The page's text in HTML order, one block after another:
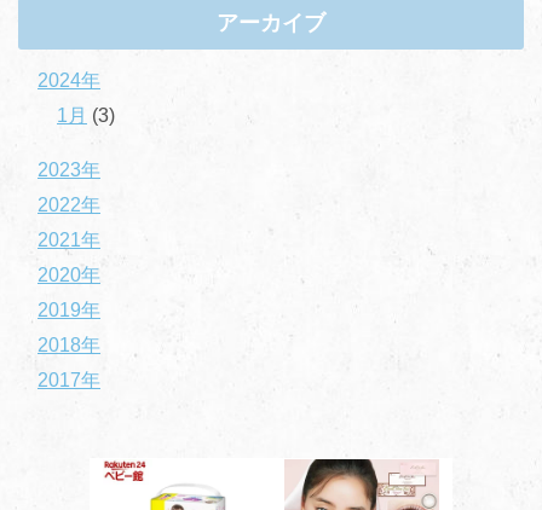
アーカイブ
2024年
1月 (3)
2023年
2022年
2021年
2020年
2019年
2018年
2017年